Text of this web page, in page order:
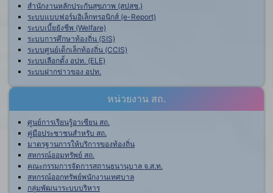
สำนักงานหลักประกันสุขภาพ (สปสช.)
ระบบแบบฟอร์มอิเล็กทรอนิกส์ (e-Report)
ระบบเบี้ยยังชีพ (Welfare)
ระบบการศึกษาท้องถิ่น (SIS)
ระบบศูนย์เด็กเล็กท้องถิ่น (CCIS)
ระบบเลือกตั้ง อปท. (ELE)
ระบบฝากข่าวของ อปท.
หน่วยงาน สถ.
ศูนย์การเรียนรู้อาเซียน สถ.
คู่มือประชาชนสำหรับ สถ.
มาตรฐานการให้บริการของท้องถิ่น
สหกรณ์ออมทรัพย์ สถ.
คณะกรรมการจัดการสถานธนานุบาล จ.ส.ท.
สหกรณ์ออกทรัพย์พนักงานเทศบาล
กลุ่มพัฒนาระบบบริหาร